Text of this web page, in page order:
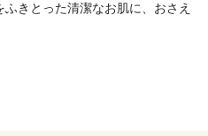
きとった清潔なお肌に、おさえ